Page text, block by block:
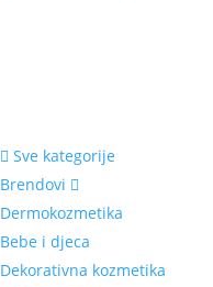
Sve kategorije
Brendovi
Dermokozmetika
Bebe i djeca
Dekorativna kozmetika